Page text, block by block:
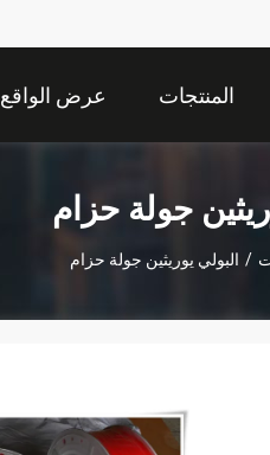
المنتجات عرض الواقع
الافتراضي
جولة حزام
/ البولي يوريثين جولة حزام